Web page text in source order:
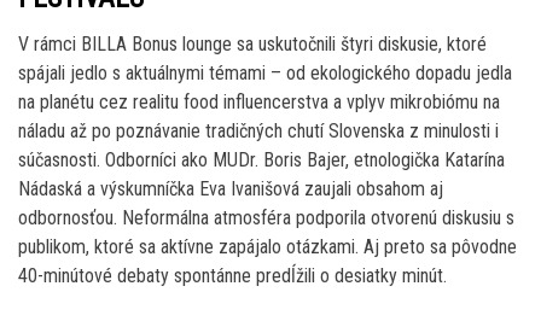
V rámci BILLA Bonus lounge sa uskutočnili štyri diskusie, ktoré
spájali jedlo s aktuálnymi témami – od ekologického dopadu jedla
na planétu cez realitu food influencerstva a vplyv mikrobiómu na
náladu až po poznávanie tradičných chutí Slovenska z minulosti i
súčasnosti. Odborníci ako MUDr. Boris Bajer, etnologička Katarína
Nádaská a výskumníčka Eva Ivanišová zaujali obsahom aj
odbornosťou. Neformálna atmosféra podporila otvorenú diskusiu s
publikom, ktoré sa aktívne zapájalo otázkami. Aj preto sa pôvodne
40-minútové debaty spontánne predĺžili o desiatky minút.